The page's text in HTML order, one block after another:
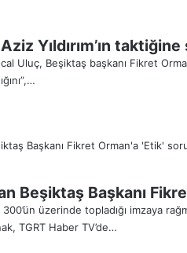
Yıldırım’ın
Uluç, Beşiktaş başkanı Fikret
Beşiktaş Başkanı
üzerinde topladığı imzaya
TGRT Haber TV’de…